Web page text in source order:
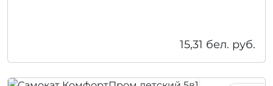
15,31 бел. руб.